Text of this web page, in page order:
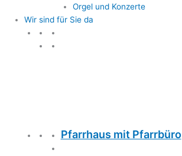
Orgel und Konzerte
Wir sind für Sie da
Pfarrhaus mit Pfarrbüro